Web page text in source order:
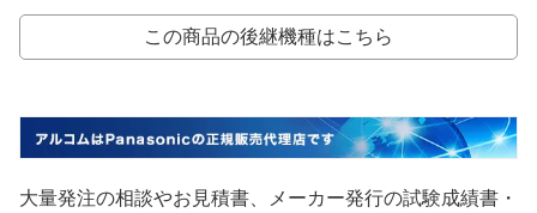
この商品の後継機種はこちら
大量発注の相談やお見積書、メーカー発行の試験成績書・